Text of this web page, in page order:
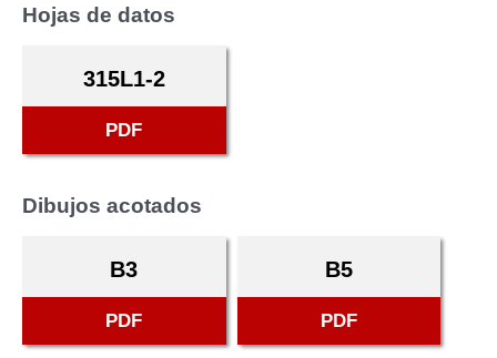
Hojas de datos
315L1-2
PDF
Dibujos acotados
B3
PDF
B5
PDF